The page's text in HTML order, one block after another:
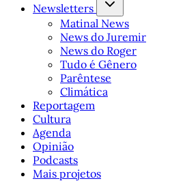
Newsletters
Matinal News
News do Juremir
News do Roger
Tudo é Gênero
Parêntese
Climática
Reportagem
Cultura
Agenda
Opinião
Podcasts
Mais projetos